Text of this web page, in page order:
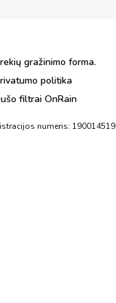
gražinimo forma.
politika
filtrai OnRain
numeris: 190014519